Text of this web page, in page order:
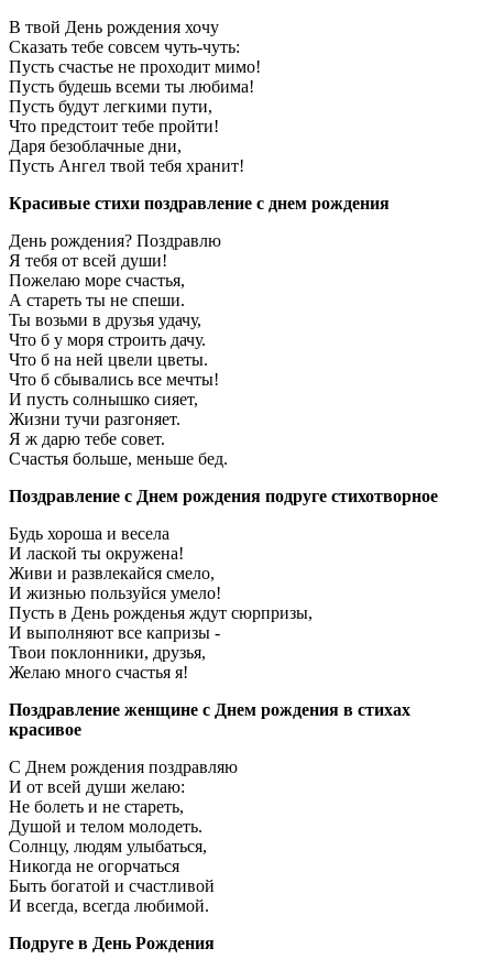
В твой День рождения хочу
Сказать тебе совсем чуть-чуть:
Пусть счастье не проходит мимо!
Пусть будешь всеми ты любима!
Пусть будут легкими пути,
Что предстоит тебе пройти!
Даря безоблачные дни,
Пусть Ангел твой тебя хранит!
Красивые стихи поздравление с днем рождения
День рождения? Поздравлю
Я тебя от всей души!
Пожелаю море счастья,
А стареть ты не спеши.
Ты возьми в друзья удачу,
Что б у моря строить дачу.
Что б на ней цвели цветы.
Что б сбывались все мечты!
И пусть солнышко сияет,
Жизни тучи разгоняет.
Я ж дарю тебе совет.
Счастья больше, меньше бед.
Поздравление с Днем рождения подруге стихотворное
Будь хороша и весела
И лаской ты окружена!
Живи и развлекайся смело,
И жизнью пользуйся умело!
Пусть в День рожденья ждут сюрпризы,
И выполняют все капризы -
Твои поклонники, друзья,
Желаю много счастья я!
Поздравление женщине с Днем рождения в стихах
красивое
С Днем рождения поздравляю
И от всей души желаю:
Не болеть и не стареть,
Душой и телом молодеть.
Солнцу, людям улыбаться,
Никогда не огорчаться
Быть богатой и счастливой
И всегда, всегда любимой.
Подруге в День Рождения